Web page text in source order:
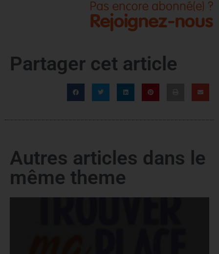
Partager cet article
Autres articles dans le
même theme